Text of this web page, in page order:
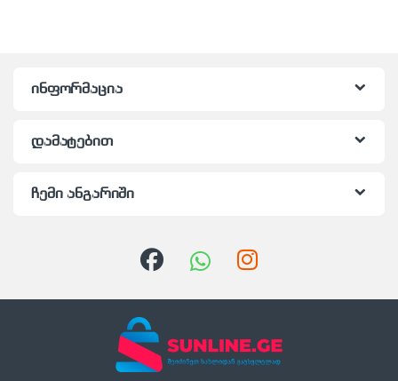
ინფორმაცია
დამატებით
ჩემი ანგარიში